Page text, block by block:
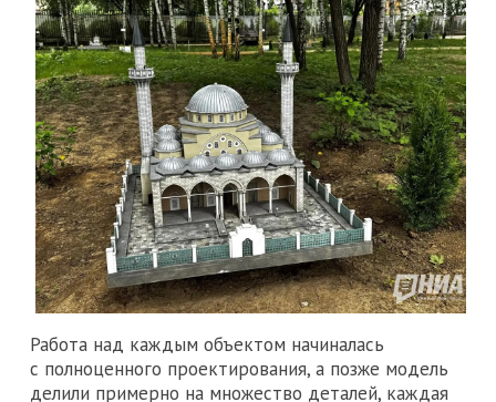
Работа над каждым объектом начиналась
с полноценного проектирования, а позже модель
делили примерно на множество деталей, каждая